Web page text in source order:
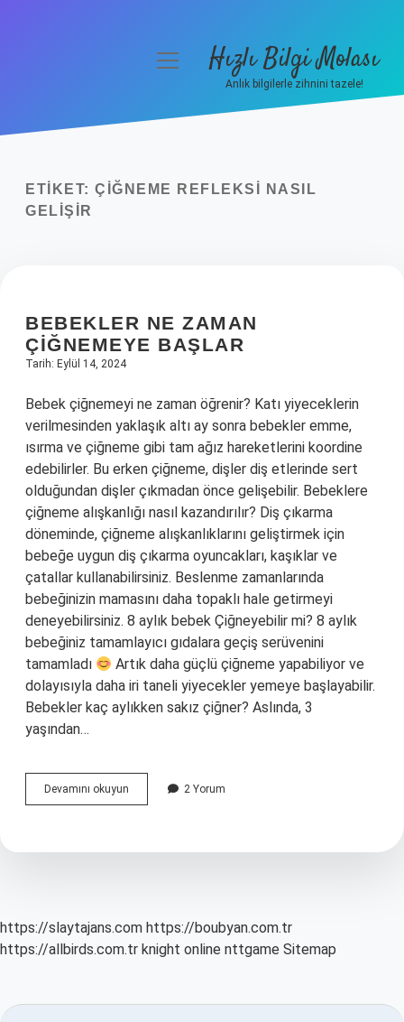
Yasal Uyarı
menüyüHızlı Bilgi Molası
Anlık bilgilerle zihnini tazele!
ETIKET: ÇIĞNEME REFLEKSI NASIL
GELIŞIR
BEBEKLER NE ZAMAN
ÇIĞNEMEYE BAŞLAR
Tarih: Eylül 14, 2024
Bebek çiğnemeyi ne zaman öğrenir? Katı yiyeceklerin
verilmesinden yaklaşık altı ay sonra bebekler emme,
ısırma ve çiğneme gibi tam ağız hareketlerini koordine
edebilirler. Bu erken çiğneme, dişler diş etlerinde sert
olduğundan dişler çıkmadan önce gelişebilir. Bebeklere
çiğneme alışkanlığı nasıl kazandırılır? Diş çıkarma
döneminde, çiğneme alışkanlıklarını geliştirmek için
bebeğe uygun diş çıkarma oyuncakları, kaşıklar ve
çatallar kullanabilirsiniz. Beslenme zamanlarında
bebeğinizin mamasını daha topaklı hale getirmeyi
deneyebilirsiniz. 8 aylık bebek Çiğneyebilir mi? 8 aylık
bebeğiniz tamamlayıcı gıdalara geçiş serüvenini
tamamladı
Artık daha güçlü çiğneme yapabiliyor ve
dolayısıyla daha iri taneli yiyecekler yemeye başlayabilir.
Bebekler kaç aylıkken sakız çiğner? Aslında, 3
yaşından…
Devamını okuyun Bebekler
Ne
Başlar
2 Yorum
https://slaytajans.com https://boubyan.com.tr
https://allbirds.com.tr knight online nttgame Sitemap